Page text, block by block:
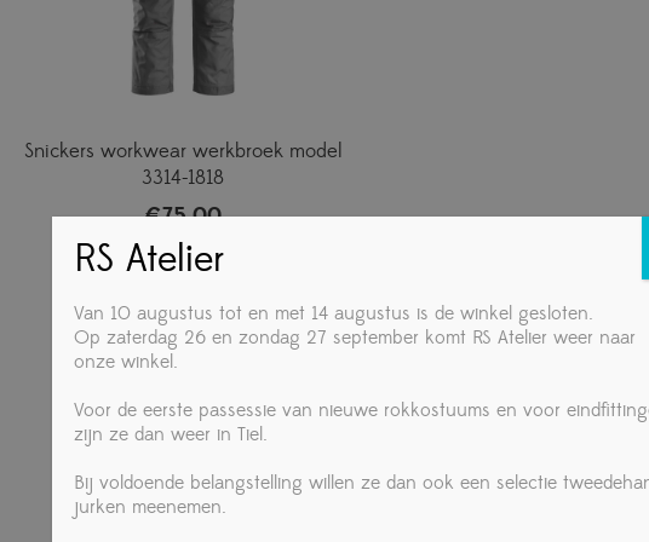
Snickers workwear werkbroek model
3314-1818
€75,00
RS Atelier
Van 10 augustus tot en met 14 augustus is de winkel gesloten.
Op zaterdag 26 en zondag 27 september komt RS Atelier weer naar
onze winkel.
Voor de eerste passessie van nieuwe rokkostuums en voor
zijn ze dan weer in Tiel.
Bij voldoende belangstelling willen ze dan ook een selectie
jurken meenemen.